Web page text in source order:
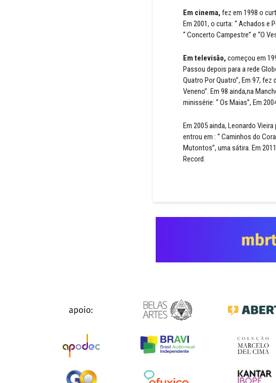
Em cinema, fez em 1998 o
Em 2001, o curta: “ Achados e
“ Concerto Campestre” e “O
Em televisão, começou em
Passou depois para a rede
Quatro Por Quatro”, Em 97, fez
Veneno”. Em 98 ainda,na
minissérie: “ Os Maias”, Em
Em 2005 ainda, Leonardo
entrou em : “ Caminhos do
Mutontos”, uma sátira. Em
Record.